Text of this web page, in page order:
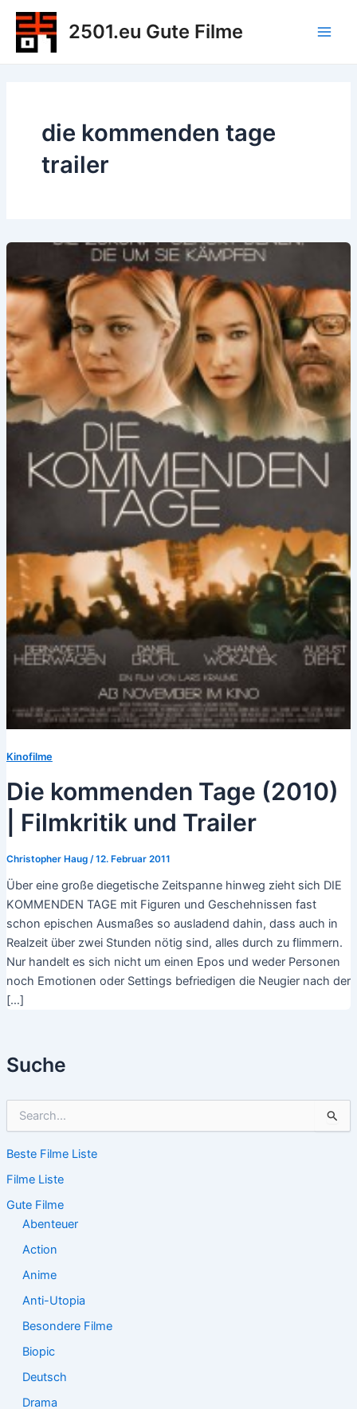
Zum
Inhalt
springen
2501.eu Gute Filme
Suche
h
n
n
Beste Filme Liste
Filme Liste
Gute Filme
Abenteuer
Action
Anime
Anti-Utopia
Besondere Filme
Biopic
Deutsch
Drama
die kommenden tage
trailer
Kinofilme
Die kommenden Tage (2010)
| Filmkritik und Trailer
Christopher Haug /12. Februar 2011
Über eine große diegetische Zeitspanne hinweg zieht sich DIE
KOMMENDEN TAGE mit Figuren und Geschehnissen fast
schon epischen Ausmaßes so ausladend dahin, dass auch in
Realzeit über zwei Stunden nötig sind, alles durch zu flimmern.
Nur handelt es sich nicht um einen Epos und weder Personen
noch Emotionen oder Settings befriedigen die Neugier nach der
[…]